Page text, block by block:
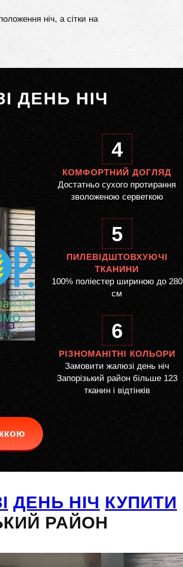
ніч, а сітки на
ДЕНЬ НІЧ
4
КОМФОРТНИЙ ДОГЛЯД
Достатньо сухого протирання
зволоженою серветкою
5
ПИЛЕВІДШТОВХУЮЧІ
ТКАНИНИ
100% поліестер шириною до 280
см
6
РІЗНОМАНІТНІ КОЛЬОРИ
Замовити жалюзі день ніч
Запорізький район більше 123
тканин і відтінків
ДЕНЬ НІЧ КУПИТИ
РАЙОН